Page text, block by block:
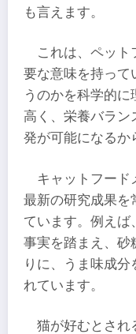
も言えます。
これは、ペッ
要な意味を持って
うのかを科学的
高く、栄養バラン
発が可能になるか
キャットフード
最新の研究成果を
ています。例えば
事実を踏まえ、砂
りに、うま味成分
れています。
猫が好むとされ